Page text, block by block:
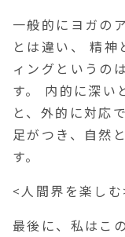
一般的にヨガの
とは違い、 精神
ィングというの
す。 内的に深い
と、外的に対応
足がつき、自然
す。
<人間界を楽しむ
最後に、私はこ